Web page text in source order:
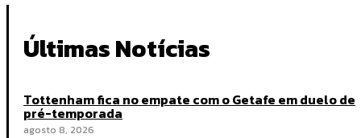
Últimas Notícias
Tottenham fica no empate com o Getafe em duelo de
pré-temporada
agosto 8, 2026